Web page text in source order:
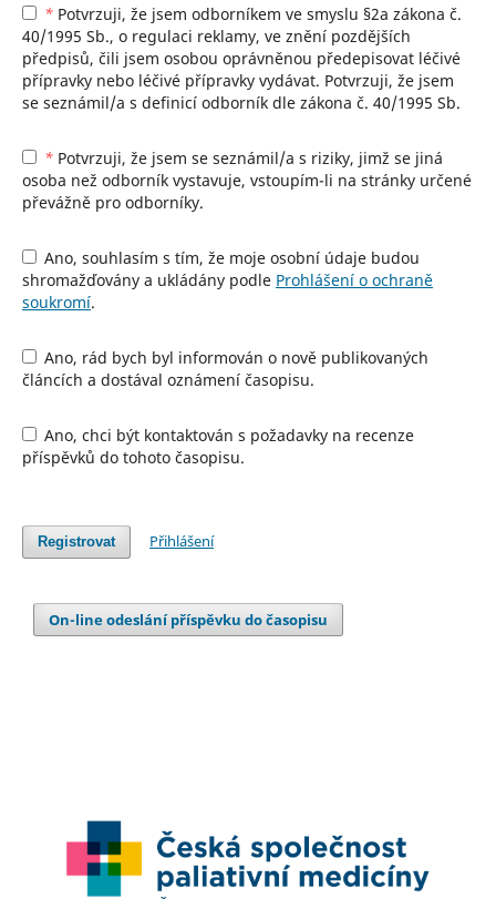
*
40/1995 Sb., o regulaci reklamy, ve znění pozdějších
předpisů, čili jsem osobou oprávněnou předepisovat léčivé
přípravky nebo léčivé přípravky vydávat. Potvrzuji, že jsem
se seznámil/a s definicí odborník dle zákona č. 40/1995 Sb.
*
osoba než odborník vystavuje, vstoupím-li na stránky určené
převážně pro odborníky.
Ano, souhlasím s tím, že moje osobní údaje budou
shromažďovány a ukládány podle Prohlášení o ochraně
soukromí.
Ano, rád bych byl informován o nově publikovaných
článcích a dostával oznámení časopisu.
Ano, chci být kontaktován s požadavky na recenze
příspěvků do tohoto časopisu.
Registrovat Přihlášení
On-line odeslání příspěvku do časopisu